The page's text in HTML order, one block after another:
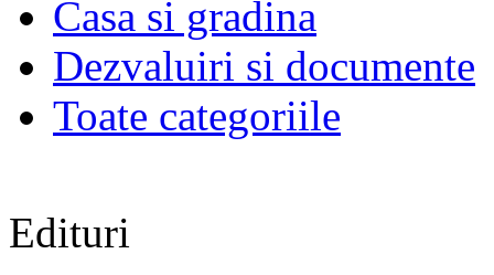
Casa si gradina
Dezvaluiri si documente
Toate categoriile
Edituri